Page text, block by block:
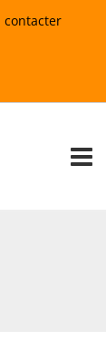
contacter